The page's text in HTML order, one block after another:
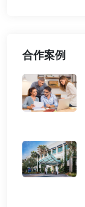
合作案例